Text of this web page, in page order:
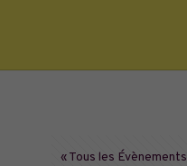
« Tous les Évènements